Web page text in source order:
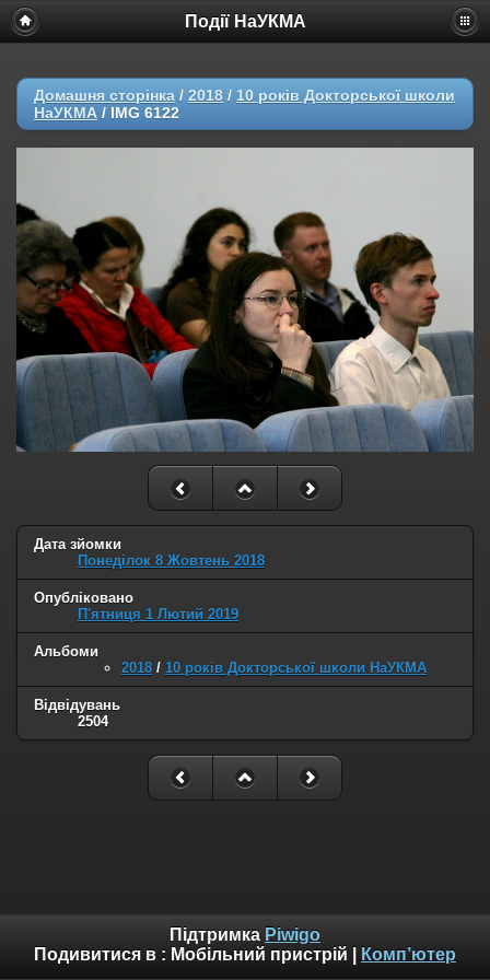
Події НаУКМА
Домашня сторінка / 2018 / 10 років Докторської школи
НаУКМА / IMG 6122
Дата зйомки
Понеділок 8 Жовтень 2018
Опубліковано
П'ятниця 1 Лютий 2019
Альбоми
2018 / 10 років Докторської школи НаУКМА
Відвідувань
2504
Підтримка Piwigo
Подивитися в : Мобільний пристрій Комп’ютер